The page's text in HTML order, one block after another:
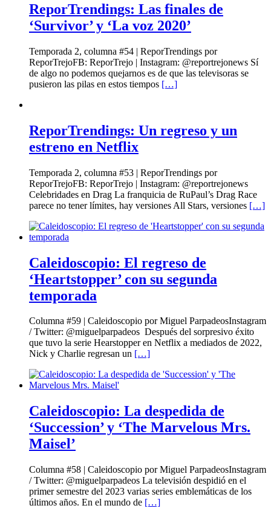
ReporTrendings: Las finales de
‘Survivor’ y ‘La voz 2020’
Temporada 2, columna #54 | ReporTrendings por
ReporTrejoFB: ReporTrejo | Instagram: @reportrejonews Sí
de algo no podemos quejarnos es de que las televisoras se
pusieron las pilas en estos tiempos […]
ReporTrendings: Un regreso y un
estreno en Netflix
Temporada 2, columna #53 | ReporTrendings por
ReporTrejoFB: ReporTrejo | Instagram: @reportrejonews
Celebridades en Drag La franquicia de RuPaul’s Drag Race
parece no tener límites, hay versiones All Stars, versiones […]
Caleidoscopio: El regreso de
‘Heartstopper’ con su segunda
temporada
Columna #59 | Caleidoscopio por Miguel ParpadeosInstagram
/ Twitter: @miguelparpadeos Después del sorpresivo éxito
que tuvo la serie Hearstopper en Netflix a mediados de 2022,
Nick y Charlie regresan un […]
Caleidoscopio: La despedida de
‘Succession’ y ‘The Marvelous Mrs.
Maisel’
Columna #58 | Caleidoscopio por Miguel ParpadeosInstagram
/ Twitter: @miguelparpadeos La televisión despidió en el
primer semestre del 2023 varias series emblemáticas de los
últimos años. En el mundo de […]